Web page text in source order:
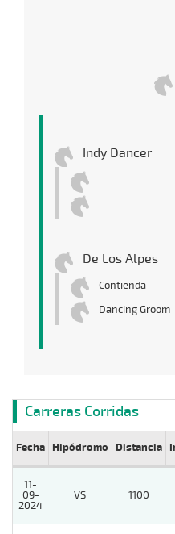
Indy Dancer
De Los Alpes
Contienda
Dancing Groom
Carreras Corridas
Fecha Hipódromo Distancia
11-
09-
2024
VS 1100